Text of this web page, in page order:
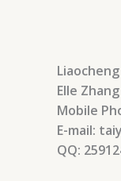
Elle
Mobile
E-mail:
QQ: